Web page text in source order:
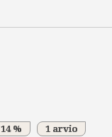
14 %
1 arvio